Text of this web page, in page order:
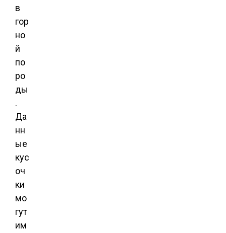
в
гор
но
й
по
ро
ды
.
Да
нн
ые
кус
оч
ки
мо
гут
им